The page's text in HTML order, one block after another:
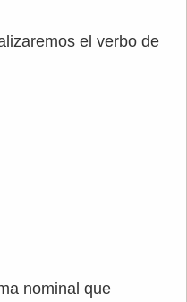
el verbo de
nominal que